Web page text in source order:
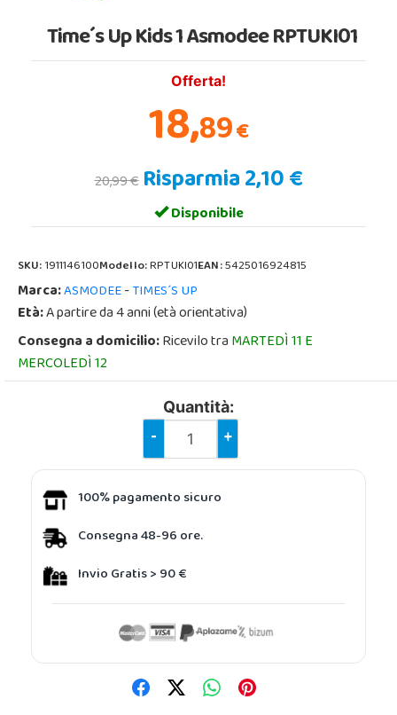
Time´s Up Kids 1 Asmodee RPTUKI01
Offerta!
18,89€
20,99 € Risparmia 2,10 €
Disponibile
SKU:1911146100Modello:RPTUKI01EAN:5425016924815
Marca:ASMODEE-TIMES´S UP
Età:A partire da 4 anni (età orientativa)
Consegna a domicilio:Ricevilo traMARTEDÌ 11 E
MERCOLEDÌ 12
Quantità:
- +
100% pagamento sicuro
Consegna 48-96 ore.
Invio Gratis > 90 €